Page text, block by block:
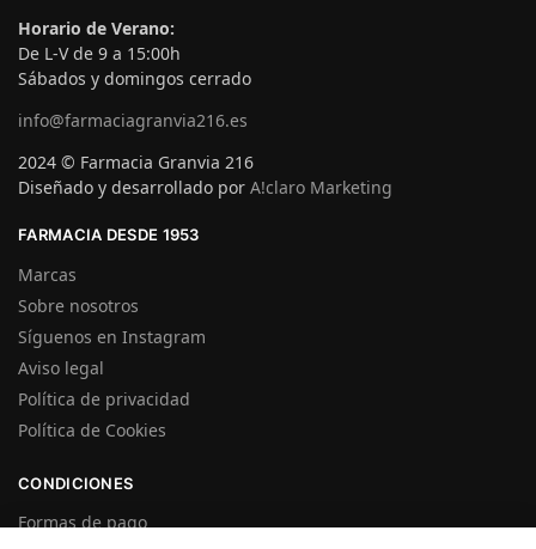
Horario de Verano:
De L-V de 9 a 15:00h
Sábados y domingos cerrado
info@farmaciagranvia216.es
2024 © Farmacia Granvia 216
Diseñado y desarrollado por A!claro Marketing
FARMACIA DESDE 1953
Marcas
Sobre nosotros
Síguenos en Instagram
Aviso legal
Política de privacidad
Política de Cookies
CONDICIONES
Formas de pago